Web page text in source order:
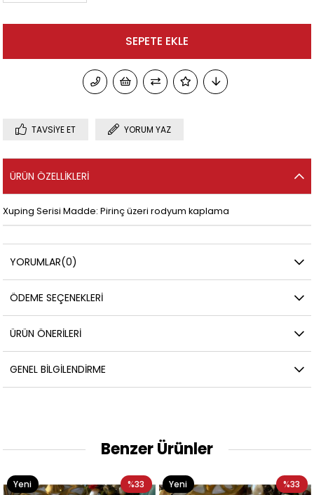
TAVSIYE ET YORUM YAZ
ÜRÜN ÖZELLIKLERI
Xuping Serisi Madde: Pirinç üzeri rodyum kaplama
YORUMLAR(0)
ÖDEME SEÇENEKLERI
ÜRÜN ÖNERILERI
GENEL BILGILENDIRME
Benzer Ürünler
%33
Yeni
%33
Yeni